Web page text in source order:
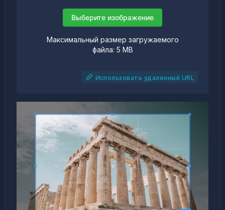
Выберите изображение
Максимальный размер загружаемого
файла: 5 MB
Использовать удаленный URL